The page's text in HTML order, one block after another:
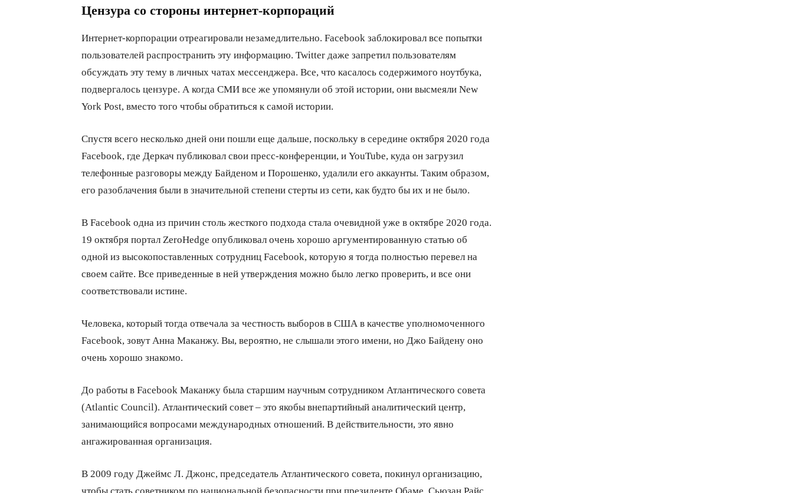
Цензура со стороны интернет-корпораций
Интернет-корпорации отреагировали незамедлительно. Facebook заблокировал все попытки
пользователей распространить эту информацию. Twitter даже запретил пользователям
обсуждать эту тему в личных чатах мессенджера. Все, что касалось содержимого ноутбука,
подвергалось цензуре. А когда СМИ все же упомянули об этой истории, они высмеяли New
York Post, вместо того чтобы обратиться к самой истории.
Спустя всего несколько дней они пошли еще дальше, поскольку в середине октября 2020 года
Facebook, где Деркач публиковал свои пресс-конференции, и YouTube, куда он загрузил
телефонные разговоры между Байденом и Порошенко, удалили его аккаунты. Таким образом,
его разоблачения были в значительной степени стерты из сети, как будто бы их и не было.
В Facebook одна из причин столь жесткого подхода стала очевидной уже в октябре 2020 года.
19 октября портал ZeroHedge опубликовал очень хорошо аргументированную статью об
одной из высокопоставленных сотрудниц Facebook, которую я тогда полностью перевел на
своем сайте. Все приведенные в ней утверждения можно было легко проверить, и все они
соответствовали истине.
Человека, который тогда отвечала за честность выборов в США в качестве уполномоченного
Facebook, зовут Анна Маканжу. Вы, вероятно, не слышали этого имени, но Джо Байдену оно
очень хорошо знакомо.
До работы в Facebook Маканжу была старшим научным сотрудником Атлантического совета
(Atlantic Council). Атлантический совет – это якобы внепартийный аналитический центр,
занимающийся вопросами международных отношений. В действительности, это явно
ангажированная организация.
В 2009 году Джеймс Л. Джонс, председатель Атлантического совета, покинул организацию,
чтобы стать советником по национальной безопасности при президенте Обаме. Сьюзан Райс,